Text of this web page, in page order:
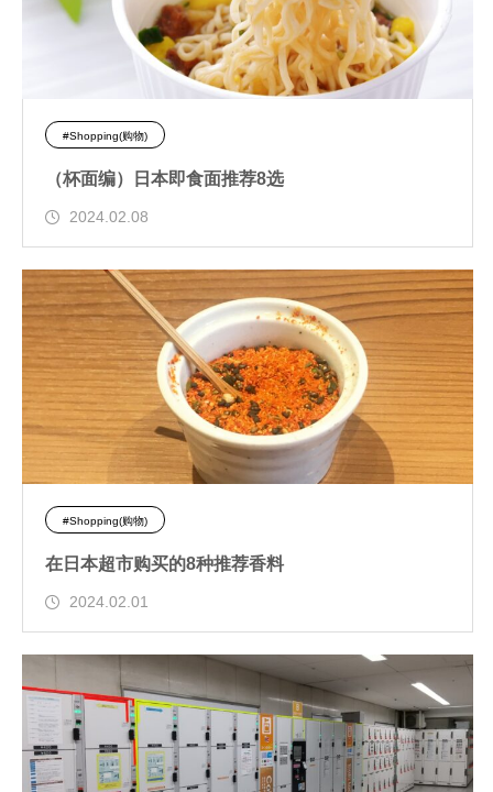
#Shopping(购物)
（杯面编）日本即食面推荐8选
2024.02.08
#Shopping(购物)
在日本超市购买的8种推荐香料
2024.02.01